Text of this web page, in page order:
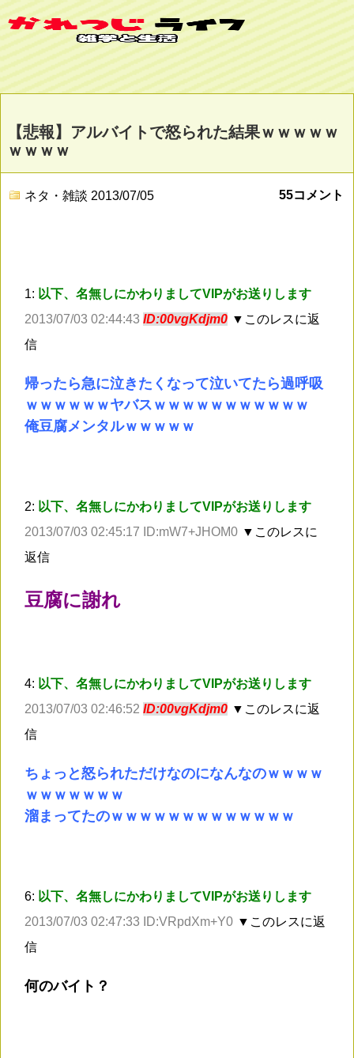
【悲報】アルバイトで怒られた結果ｗｗｗｗｗ
ｗｗｗｗ
ネタ・雑談 2013/07/05 55コメント
1: 以下、名無しにかわりましてVIPがお送りします
2013/07/03 02:44:43 ID:00vgKdjm0 ▼このレスに返
信
帰ったら急に泣きたくなって泣いてたら過呼吸
ｗｗｗｗｗｗヤバスｗｗｗｗｗｗｗｗｗｗｗ
俺豆腐メンタルｗｗｗｗｗ
2: 以下、名無しにかわりましてVIPがお送りします
2013/07/03 02:45:17 ID:mW7+JHOM0 ▼このレスに
返信
豆腐に謝れ
4: 以下、名無しにかわりましてVIPがお送りします
2013/07/03 02:46:52 ID:00vgKdjm0 ▼このレスに返
信
ちょっと怒られただけなのになんなのｗｗｗｗ
ｗｗｗｗｗｗｗ
溜まってたのｗｗｗｗｗｗｗｗｗｗｗｗｗ
6: 以下、名無しにかわりましてVIPがお送りします
2013/07/03 02:47:33 ID:VRpdXm+Y0 ▼このレスに返
信
何のバイト？